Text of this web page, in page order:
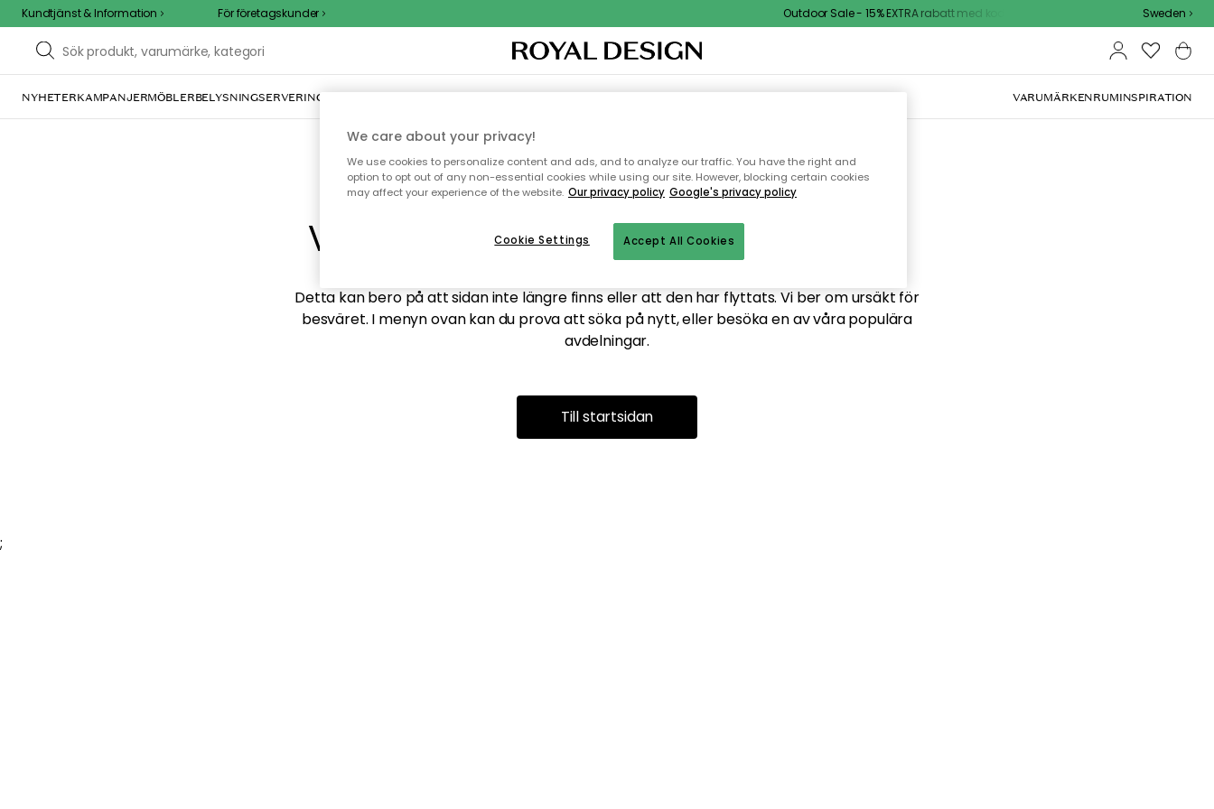
Kundtjänst & Information För företagskunder Outdoor Sale - 15% EXTRA rabatt med kod Sweden
NYHETERKAMPANJERMÖBLERBELYSNINGSERVERING INREDNINGTEXTIL & MATTORKÖKETFÖRVARINGUTEMÖBLER VARUMÄRKENRUMINSPIRATION
Vi hittar tyvärr inte sidan du söker
Detta kan bero på att sidan inte längre finns eller att den har flyttats. Vi ber om ursäkt för
besväret. I menyn ovan kan du prova att söka på nytt, eller besöka en av våra populära
avdelningar.
Till startsidan
;
We care about your privacy!
We use cookies to personalize content and ads, and to analyze our traffic. You have the right and
option to opt out of any non-essential cookies while using our site. However, blocking certain cookies
may affect your experience of the website. Our privacy policy Google's privacy policy
Accept All Cookies
Cookie Settings